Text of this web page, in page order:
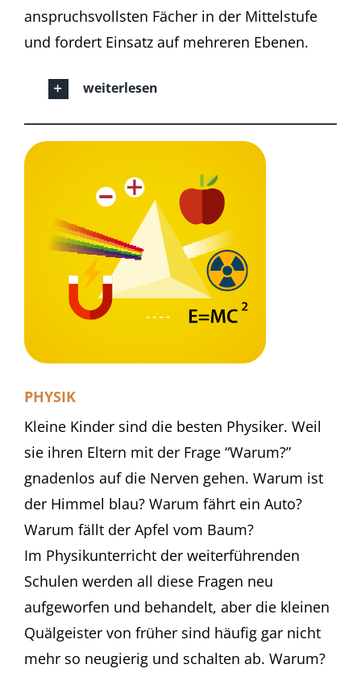
anspruchsvollsten Fächer in der Mittelstufe
und fordert Einsatz auf mehreren Ebenen.
weiterlesen
PHYSIK
Kleine Kinder sind die besten Physiker. Weil
sie ihren Eltern mit der Frage “Warum?”
gnadenlos auf die Nerven gehen. Warum ist
der Himmel blau? Warum fährt ein Auto?
Warum fällt der Apfel vom Baum?
Im Physikunterricht der weiterführenden
Schulen werden all diese Fragen neu
aufgeworfen und behandelt, aber die kleinen
Quälgeister von früher sind häufig gar nicht
mehr so neugierig und schalten ab. Warum?